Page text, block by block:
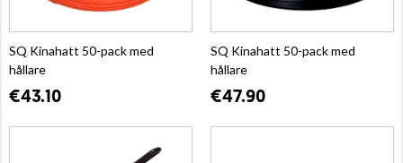
SQ Kinahatt 50-pack med
hållare
€43.10
SQ Kinahatt 50-pack med
hållare
€47.90